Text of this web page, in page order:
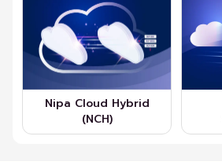
Nipa Cloud Hybrid
(NCH)